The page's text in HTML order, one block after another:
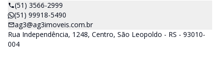
(51) 3566-2999
(51) 99918-5490
ag3@ag3imoveis.com.br
Rua Independência, 1248, Centro, São Leopoldo - RS - 93010-
004